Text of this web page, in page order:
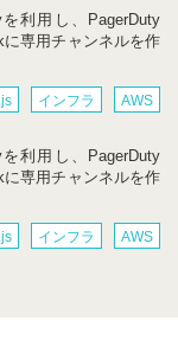
利用し、PagerDuty
専用チャンネルを作
インフラ AWS
利用し、PagerDuty
専用チャンネルを作
インフラ AWS